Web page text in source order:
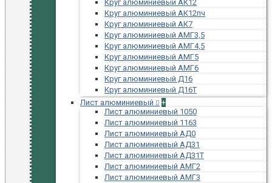
Круг алюминиевый АК12
Круг алюминиевый АК12пч
Круг алюминиевый АК7
Круг алюминиевый АМГ3,5
Круг алюминиевый АМГ4,5
Круг алюминиевый АМГ5
Круг алюминиевый АМГ6
Круг алюминиевый Д16
Круг алюминиевый Д16Т
Лист алюминиевый
+
Лист алюминиевый 1050
Лист алюминиевый 1163
Лист алюминиевый АД0
Лист алюминиевый АД31
Лист алюминиевый АД31Т
Лист алюминиевый АМГ2
Лист алюминиевый АМГ3